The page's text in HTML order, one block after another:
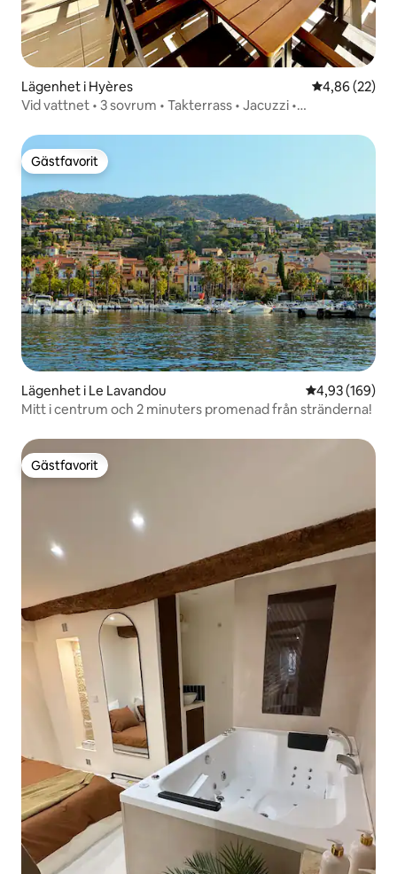
Lägenhet i Hyères 4,86 av 5 i
4,86 (22)
Vid vattnet • 3 sovrum • Takterrass • Jacuzzi •
Gästfavorit
Gästfavorit
Lägenhet i Le Lavandou 4,93 av 5 i
4,93 (169)
Mitt i centrum och 2 minuters promenad från stränderna!
Gästfavorit
Gästfavorit